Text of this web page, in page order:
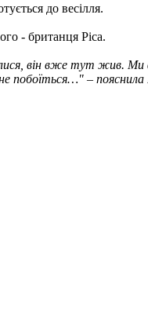
до весілля.
- британця Ріса.
він вже тут
побоїться…" – пояснила